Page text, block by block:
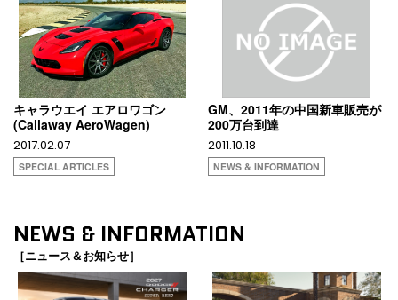
キャラウエイ エアロワゴン
(Callaway AeroWagen)
2017.02.07
SPECIAL ARTICLES
GM、2011年の中国新車販売が
200万台到達
2011.10.18
NEWS & INFORMATION
NEWS & INFORMATION
［ニュース＆お知らせ］